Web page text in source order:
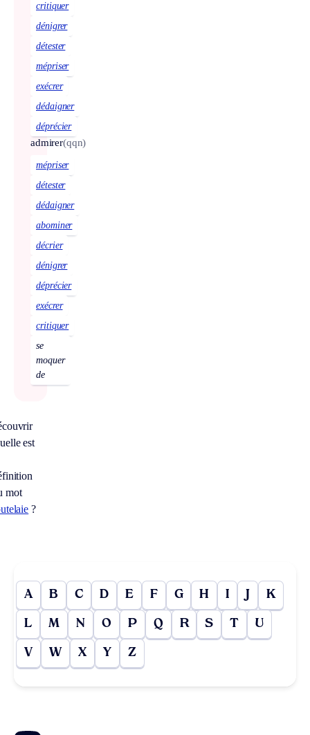
critiquer
dénigrer
détester
mépriser
exécrer
dédaigner
déprécier
admirer(qqn)
mépriser
détester
dédaigner
abominer
décrier
dénigrer
déprécier
exécrer
critiquer
se
moquer
de
est
mot
?
A B C D E F G H I J K
L M N O P Q R S T U
V W X Y Z